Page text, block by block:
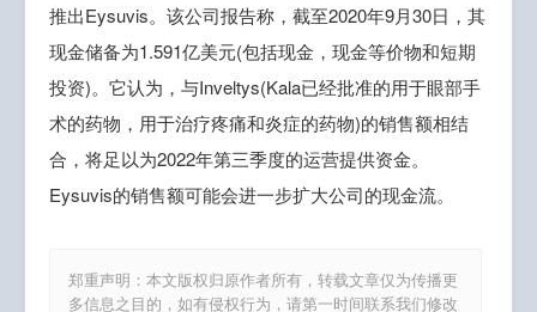
推出Eysuvis。该公司报告称，截至2020年9月30日，其
现金储备为1.591亿美元(包括现金，现金等价物和短期
投资)。它认为，与Inveltys(Kala已经批准的用于眼部手
术的药物，用于治疗疼痛和炎症的药物)的销售额相结
合，将足以为2022年第三季度的运营提供资金。
Eysuvis的销售额可能会进一步扩大公司的现金流。
郑重声明：本文版权归原作者所有，转载文章仅为传播更
多信息之目的，如有侵权行为，请第一时间联系我们修改